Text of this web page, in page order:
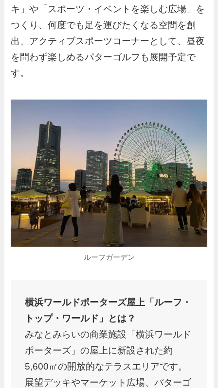
キ」や「スポーツ・イベントを楽しむ広場」を
つくり、何度でも足を運びたくなる空間を創
出、アクティブスポーツコーナーとして、昼夜
を問わず楽しめるパターゴルフも展開予定で
す。
ルーフガーデン
横浜ワールドポーターズ屋上「ルーフ・
トップ・ワールド」とは？
みなとみらいの商業施設「横浜ワールド
ポーターズ」の屋上に新設された約
5,600㎡の開放的なテラスエリアです。
展望デッキやマーケット広場、パターゴ